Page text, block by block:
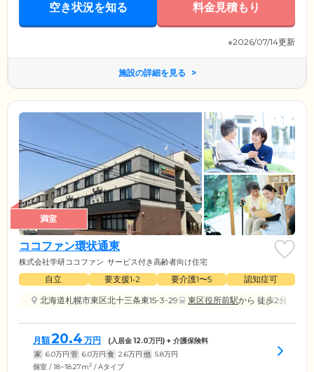
空き状況を知る 料金見積もり
※2026/07/14更新
施設の詳細を見る
満室
ココファン環状通東
株式会社学研ココファン サービス付き高齢者向け住宅
自立 要支援1•2 要介護1〜5
認知症可
北海道札幌市東区北十三条東15-3-29
東区役所前駅から 徒歩2分
月額20.4 万円 (入居金12.0万円) + 介護保険料
家 6.0万円 管 6.0万円 食 2.6万円 他 5.8万円
個室 / 18~18.27m2 / Aタイプ